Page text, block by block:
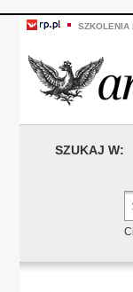
SZKOLENIA
SZUKAJ W: